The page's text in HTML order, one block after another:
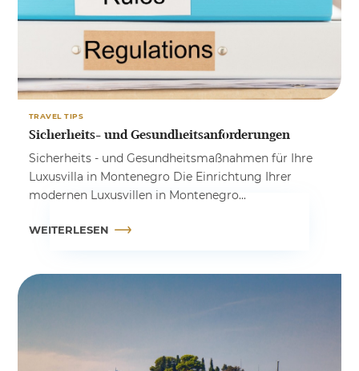
TRAVEL TIPS
Sicherheits- und Gesundheitsanforderungen
Sicherheits - und Gesundheitsmaßnahmen für Ihre
Luxusvilla in Montenegro Die Einrichtung Ihrer
modernen Luxusvillen in Montenegro...
WEITERLESEN